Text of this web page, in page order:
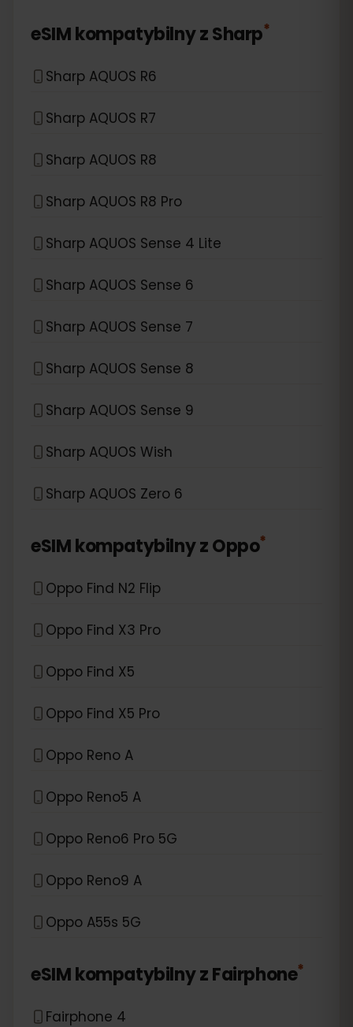
eSIM kompatybilny zSharp*
Sharp AQUOS R6
Sharp AQUOS R7
Sharp AQUOS R8
Sharp AQUOS R8 Pro
Sharp AQUOS Sense 4 Lite
Sharp AQUOS Sense 6
Sharp AQUOS Sense 7
Sharp AQUOS Sense 8
Sharp AQUOS Sense 9
Sharp AQUOS Wish
Sharp AQUOS Zero 6
eSIM kompatybilny zOppo*
Oppo Find N2 Flip
Oppo Find X3 Pro
Oppo Find X5
Oppo Find X5 Pro
Oppo Reno A
Oppo Reno5 A
Oppo Reno6 Pro 5G
Oppo Reno9 A
Oppo A55s 5G
eSIM kompatybilny zFairphone*
Fairphone 4